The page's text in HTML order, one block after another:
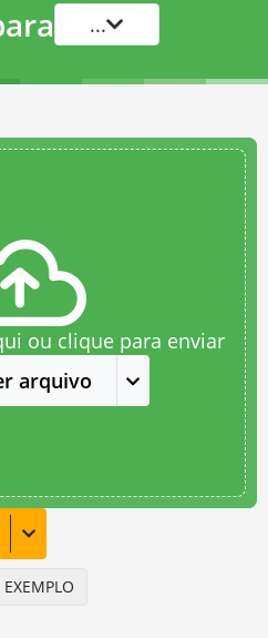
...
ou clique para enviar
arquivo